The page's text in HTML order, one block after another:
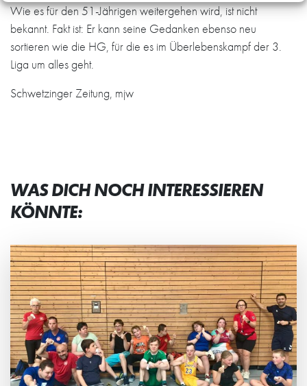
Wie es für den 51-Jährigen weitergehen wird, ist nicht
bekannt. Fakt ist: Er kann seine Gedanken ebenso neu
sortieren wie die HG, für die es im Überlebenskampf der 3.
Liga um alles geht.
Schwetzinger Zeitung, mjw
WAS DICH NOCH INTERESSIEREN
KÖNNTE: